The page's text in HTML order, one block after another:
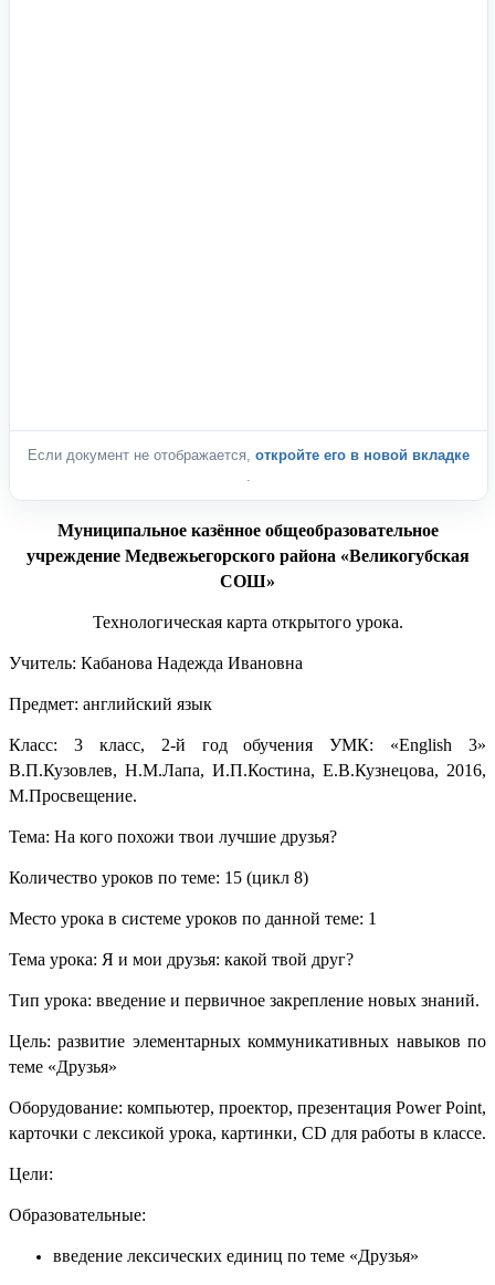
Если документ не отображается, откройте его в новой вкладке
Муниципальное казённое общеобразовательное
учреждение Медвежьегорского района «Великогубская
СОШ»
Технологическая карта открытого урока.
Учитель: Кабанова Надежда Ивановна
Предмет: английский язык
Класс: 3 класс, 2-й год обучения УМК: «English 3»
В.П.Кузовлев, Н.М.Лапа, И.П.Костина, Е.В.Кузнецова, 2016,
М.Просвещение.
Тема: На кого похожи твои лучшие друзья?
Количество уроков по теме: 15 (цикл 8)
Место урока в системе уроков по данной теме: 1
Тема урока: Я и мои друзья: какой твой друг?
Тип урока: введение и первичное закрепление новых знаний.
Цель: развитие элементарных коммуникативных навыков по
теме «Друзья»
Оборудование: компьютер, проектор, презентация Power Point,
карточки с лексикой урока, картинки, CD для работы в классе.
Цели:
Образовательные:
введение лексических единиц по теме «Друзья»